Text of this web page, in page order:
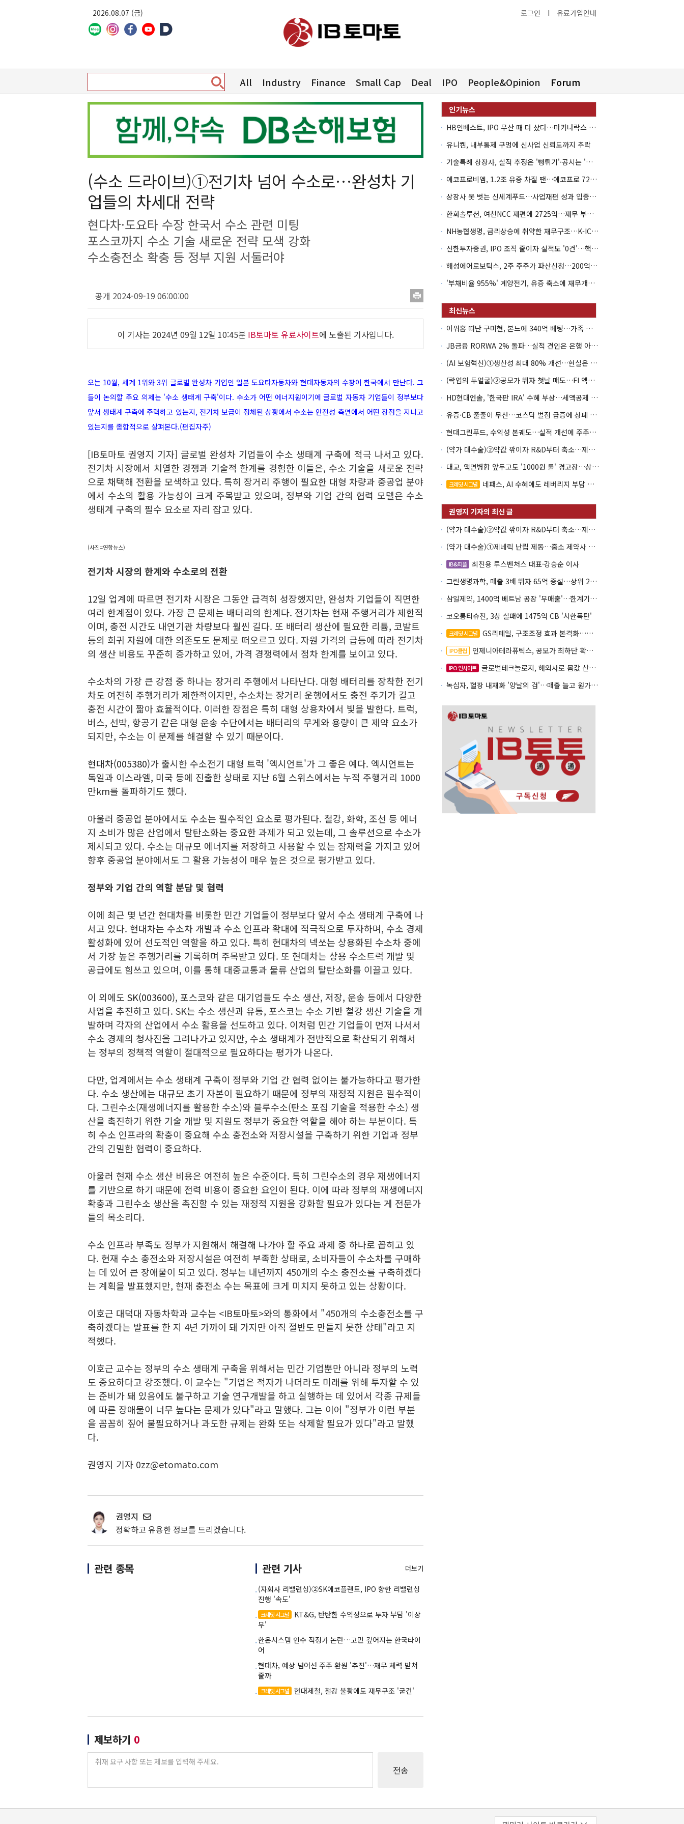
2026.08.07 (금) 로그인 I 유료가입안내
All Industry Finance Small Cap Deal IPO People&Opinion Forum
(수소 드라이브)①전기차 넘어 수소로…완성차 기
업들의 차세대 전략
현다차·도요타 수장 한국서 수소 관련 미팅
포스코까지 수소 기술 새로운 전략 모색 강화
수소충전소 확충 등 정부 지원 서둘러야
공개 2024-09-19 06:00:00
이 기사는 2024년 09월 12일 10:45분 IB토마토 유료사이트에 노출된 기사입니다.
오는 10월, 세계 1위와 3위 글로벌 완성차 기업인 일본 도요타자동차와 현대자동차의 수장이 한국에서 만난다. 그
들이 논의할 주요 의제는 '수소 생태계 구축'이다. 수소가 어떤 에너지원이기에 글로벌 자동차 기업들이 정부보다
앞서 생태계 구축에 주력하고 있는지, 전기차 보급이 정체된 상황에서 수소는 안전성 측면에서 어떤 장점을 지니고
있는지를 종합적으로 살펴본다.(편집자주)
[IB토마토 권영지 기자] 글로벌 완성차 기업들이 수소 생태계 구축에 적극 나서고 있다.
전기차 시장에서 치열한 경쟁과 기술적 한계를 경험한 이들은, 수소 기술을 새로운 전략
으로 채택해 전환을 모색하고 있다. 특히 장거리 주행이 필요한 대형 차량과 중공업 분야
에서 수소의 활용 가능성이 크게 주목받고 있으며, 정부와 기업 간의 협력 모델은 수소
생태계 구축의 필수 요소로 자리 잡고 있다.
(사진=연합뉴스)
전기차 시장의 한계와 수소로의 전환
12일 업계에 따르면 전기차 시장은 그동안 급격히 성장했지만, 완성차 기업들이 직면한
여러 한계점이 있다. 가장 큰 문제는 배터리의 한계다. 전기차는 현재 주행거리가 제한적
이며, 충전 시간도 내연기관 차량보다 훨씬 길다. 또 배터리 생산에 필요한 리튬, 코발트
등의 희귀 자원에 대한 의존도도 문제로 떠오르고 있다. 자원 가격의 급등에 따라 전기차
의 생산 비용도 꾸준히 증가하고 있어, 가격 경쟁력에서 점차 한계를 보이고 있다.
수소차의 가장 큰 강점 중 하나는 장거리 주행에서 나타난다. 대형 배터리를 장착한 전기
차도 여전히 주행거리가 제한적이지만, 수소차는 장거리 운행에서도 충전 주기가 길고
충전 시간이 짧아 효율적이다. 이러한 장점은 특히 대형 상용차에서 빛을 발한다. 트럭,
버스, 선박, 항공기 같은 대형 운송 수단에서는 배터리의 무게와 용량이 큰 제약 요소가
되지만, 수소는 이 문제를 해결할 수 있기 때문이다.
현대차(005380)가 출시한 수소전기 대형 트럭 '엑시언트'가 그 좋은 예다. 엑시언트는
독일과 이스라엘, 미국 등에 진출한 상태로 지난 6월 스위스에서는 누적 주행거리 1000
만km를 돌파하기도 했다.
아울러 중공업 분야에서도 수소는 필수적인 요소로 평가된다. 철강, 화학, 조선 등 에너
지 소비가 많은 산업에서 탈탄소화는 중요한 과제가 되고 있는데, 그 솔루션으로 수소가
제시되고 있다. 수소는 대규모 에너지를 저장하고 사용할 수 있는 잠재력을 가지고 있어
향후 중공업 분야에서도 그 활용 가능성이 매우 높은 것으로 평가받고 있다.
정부와 기업 간의 역할 분담 및 협력
이에 최근 몇 년간 현대차를 비롯한 민간 기업들이 정부보다 앞서 수소 생태계 구축에 나
서고 있다. 현대차는 수소차 개발과 수소 인프라 확대에 적극적으로 투자하며, 수소 경제
활성화에 있어 선도적인 역할을 하고 있다. 특히 현대차의 넥쏘는 상용화된 수소차 중에
서 가장 높은 주행거리를 기록하며 주목받고 있다. 또 현대차는 상용 수소트럭 개발 및
공급에도 힘쓰고 있으며, 이를 통해 대중교통과 물류 산업의 탈탄소화를 이끌고 있다.
이 외에도 SK(003600), 포스코와 같은 대기업들도 수소 생산, 저장, 운송 등에서 다양한
사업을 추진하고 있다. SK는 수소 생산과 유통, 포스코는 수소 기반 철강 생산 기술을 개
발하며 각자의 산업에서 수소 활용을 선도하고 있다. 이처럼 민간 기업들이 먼저 나서서
수소 경제의 청사진을 그려나가고 있지만, 수소 생태계가 전반적으로 확산되기 위해서
는 정부의 정책적 역할이 절대적으로 필요하다는 평가가 나온다.
다만, 업계에서는 수소 생태계 구축이 정부와 기업 간 협력 없이는 불가능하다고 평가한
다. 수소 생산에는 대규모 초기 자본이 필요하기 때문에 정부의 재정적 지원은 필수적이
다. 그린수소(재생에너지를 활용한 수소)와 블루수소(탄소 포집 기술을 적용한 수소) 생
산을 촉진하기 위한 기술 개발 및 지원도 정부가 중요한 역할을 해야 하는 부분이다. 특
히 수소 인프라의 확충이 중요해 수소 충전소와 저장시설을 구축하기 위한 기업과 정부
간의 긴밀한 협력이 중요하다.
아울러 현재 수소 생산 비용은 여전히 높은 수준이다. 특히 그린수소의 경우 재생에너지
를 기반으로 하기 때문에 전력 비용이 중요한 요인이 된다. 이에 따라 정부의 재생에너지
확충과 그린수소 생산을 촉진할 수 있는 재정적 지원을 강화할 필요가 있다는 게 전문가
들의 목소리다.
수소 인프라 부족도 정부가 지원해서 해결해 나가야 할 주요 과제 중 하나로 꼽히고 있
다. 현재 수소 충전소와 저장시설은 여전히 부족한 상태로, 소비자들이 수소차를 구매하
는 데 있어 큰 장애물이 되고 있다. 정부는 내년까지 450개의 수소 충전소를 구축하겠다
는 계획을 발표했지만, 현재 충전소 수는 목표에 크게 미치지 못하고 있는 상황이다.
이호근 대덕대 자동차학과 교수는 <IB토마토>와의 통화에서 "450개의 수소충전소를 구
축하겠다는 발표를 한 지 4년 가까이 돼 가지만 아직 절반도 만들지 못한 상태"라고 지
적했다.
이호근 교수는 정부의 수소 생태계 구축을 위해서는 민간 기업뿐만 아니라 정부의 노력
도 중요하다고 강조했다. 이 교수는 "기업은 적자가 나더라도 미래를 위해 투자할 수 있
는 준비가 돼 있음에도 불구하고 기술 연구개발을 하고 실행하는 데 있어서 각종 규제들
에 따른 장애물이 너무 높다는 문제가 있다"라고 말했다. 그는 이어 "정부가 이런 부분
을 꼼꼼히 짚어 불필요하거나 과도한 규제는 완화 또는 삭제할 필요가 있다"라고 말했
다.
권영지 기자 0zz@etomato.com
권영지
정확하고 유용한 정보를 드리겠습니다.
관련 종목 관련 기사 더보기
(자회사 리밸런싱)②SK에코플랜트, IPO 향한 리밸런싱
진행 '속도'
크레딧 시그널
KT&G, 탄탄한 수익성으로 투자 부담 '이상
무'
한온시스템 인수 적정가 논란…고민 깊어지는 한국타이
어
현대차, 예상 넘어선 주주 환원 '추진'…재무 체력 받쳐
줄까
크레딧 시그널 현대제철, 철강 불황에도 재무구조 '굳건'
제보하기 0
HB인베스트, IPO 무산 때 더 샀다…마키나락스 투자 2.7배 회수
유니켐, 내부통제 구멍에 신사업 신뢰도까지 추락
기술특례 상장사, 실적 추정은 '뻥튀기'·공시는 '누락'
에코프로비엠, 1.2조 유증 차질 땐…에코프로 7270억 '독박'
상장사 옷 벗는 신세계푸드…사업재편 성과 입증할까
한화솔루션, 여천NCC 재편에 2725억…재무 부담 커지나
NH농협생명, 금리상승에 취약한 재무구조…K-ICS 변동성 '주의보'
신한투자증권, IPO 조직 줄이자 실적도 '0건'…핵심 인력까지 이탈
해성에어로보틱스, 2주 주주가 파산신청…200억 CB 분쟁 확산
'부채비율 955%' 계양전기, 유증 축소에 재무개선 효과 '뚝'
아워홈 떠난 구미현, 본느에 340억 베팅…가족 지배체제 구축
JB금융 RORWA 2% 돌파…실적 견인은 은행 아닌 캐피탈
(AI 보험혁신)①생산성 최대 80% 개선…현실은 '실행 격차'
(락업의 두얼굴)②공모가 뛰자 첫날 매도…FI 엑시트 전략 갈렸다
HD현대엔솔, '한국판 IRA' 수혜 부상…세액공제 선택이 변수
유증·CB 줄줄이 무산…코스닥 벌점 급증에 상폐 압박
현대그린푸드, 수익성 본궤도…실적 개선에 주주환원까지
(약가 대수술)②약값 깎이자 R&D부터 축소…제약업계 비상경영 돌입
대교, 액면병합 앞두고도 '1000원 룰' 경고장…상장유지 시험대
크레딧 시그널 네패스, AI 수혜에도 레버리지 부담 여전
(약가 대수술)②약값 깎이자 R&D부터 축소…제약업계 비상경영 돌입
(약가 대수술)①제네릭 난립 제동…중소 제약사 수익성 비상
IB&피플
최진용 루스벤처스 대표·강승순 이사
그린생명과학, 매출 3배 뛰자 65억 증설…상위 2곳 의존도 82%
삼일제약, 1400억 베트남 공장 '무매출'…한계기업 편입 위기
코오롱티슈진, 3상 실패에 1475억 CB '시한폭탄'
크레딧 시그널 GS리테일, 구조조정 효과 본격화…재무체력 '강화'
IPO클립 인제니아테라퓨틱스, 공모가 최하단 확정…600억 조달
IPO 인사이트
글로벌테크놀로지, 해외사로 몸값 산정…520억 공모
녹십자, 혈장 내재화 '양날의 검'…매출 늘고 원가도 상승